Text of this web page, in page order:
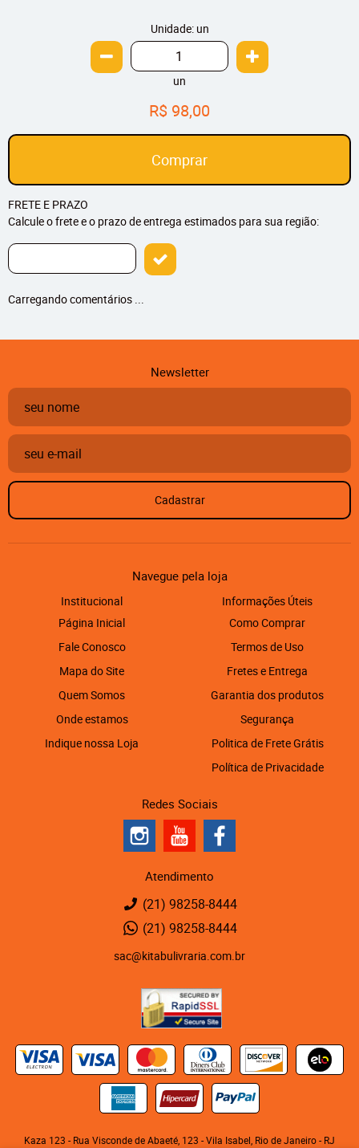
Unidade: un
un
R$ 98,00
Comprar
FRETE E PRAZO
Calcule o frete e o prazo de entrega estimados para sua região:
Carregando comentários ...
Newsletter
Cadastrar
Navegue pela loja
Institucional
Página Inicial
Fale Conosco
Mapa do Site
Quem Somos
Onde estamos
Indique nossa Loja
Informações Úteis
Como Comprar
Termos de Uso
Fretes e Entrega
Garantia dos produtos
Segurança
Politica de Frete Grátis
Política de Privacidade
Redes Sociais
Atendimento
(21) 98258-8444
(21) 98258-8444
sac@kitabulivraria.com.br
Kaza 123 - Rua Visconde de Abaeté, 123 -Vila Isabel, Rio de Janeiro- RJ